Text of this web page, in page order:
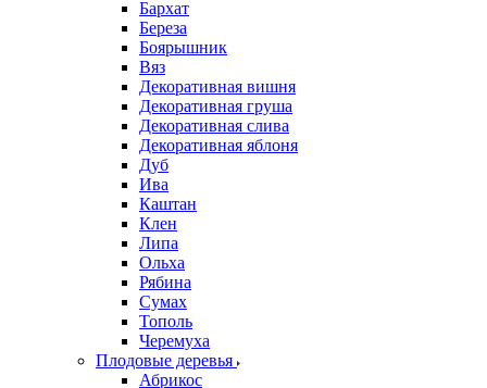
Бархат
Береза
Боярышник
Вяз
Декоративная вишня
Декоративная груша
Декоративная слива
Декоративная яблоня
Дуб
Ива
Каштан
Клен
Липа
Ольха
Рябина
Сумах
Тополь
Черемуха
Плодовые деревья
Абрикос